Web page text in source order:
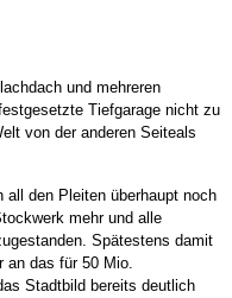
und mehreren
Tiefgarage nicht zu
von der anderen Seiteals
all den Pleiten überhaupt noch
mehr und alle
Spätestens damit
an das für 50 Mio.
Stadtbild bereits deutlich